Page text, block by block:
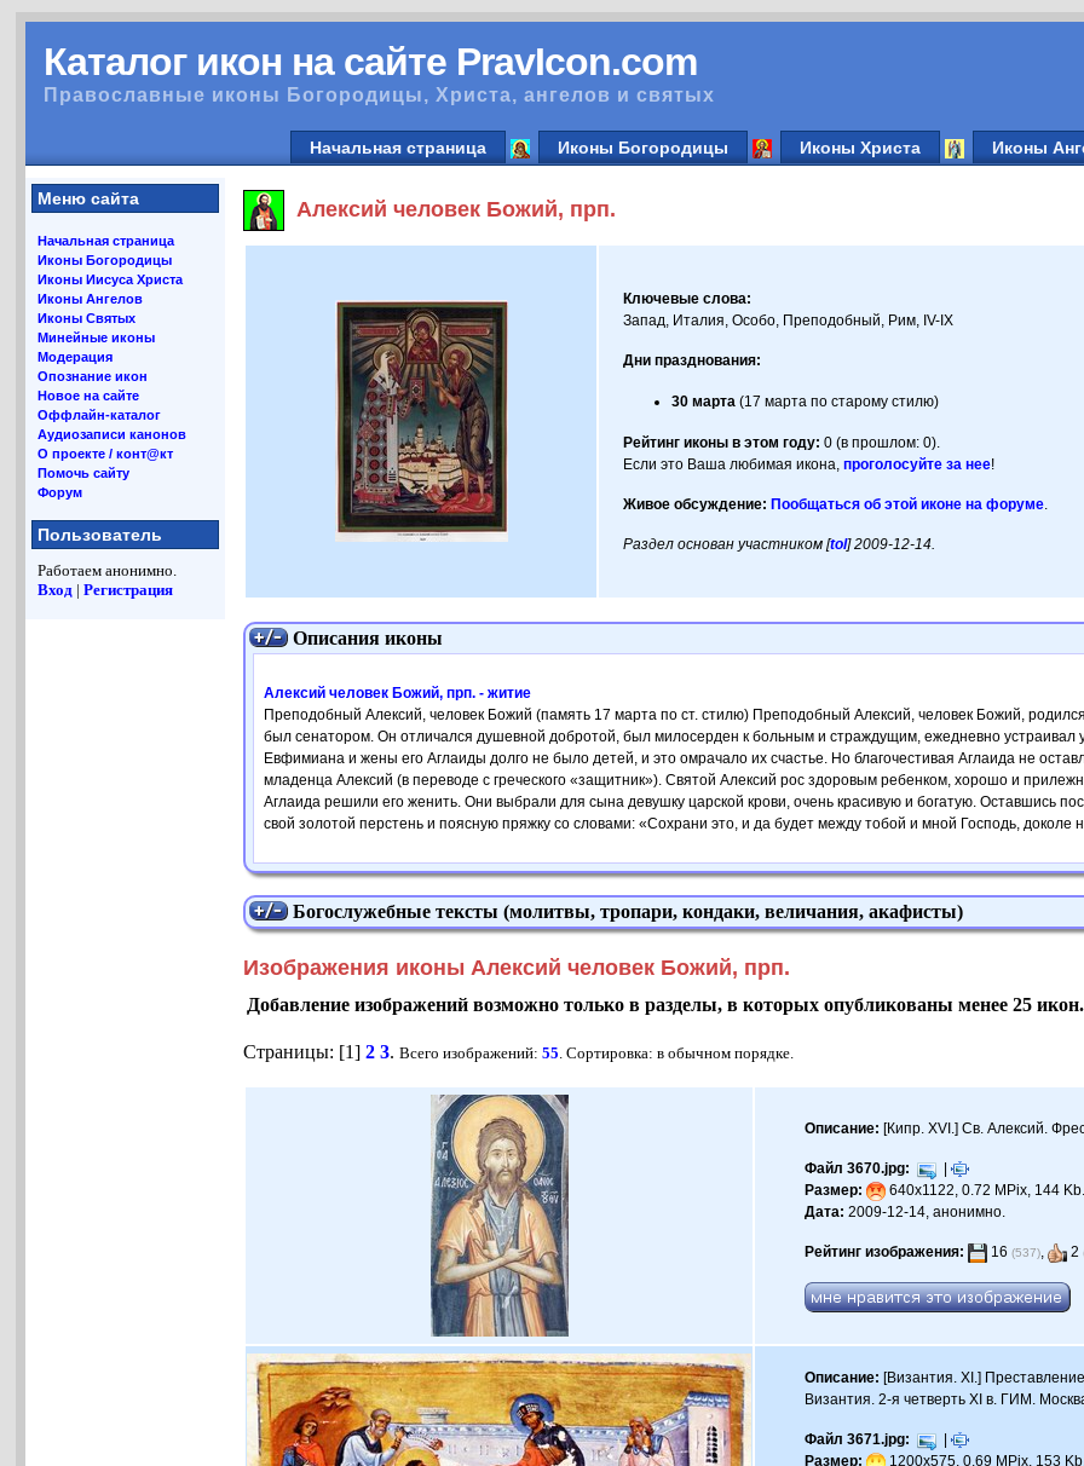
Каталог икон на сайте PravIcon.com
Православные иконы Богородицы, Христа, ангелов и святых
Начальная страница Иконы Богородицы Иконы Христа Иконы
Меню сайта
Начальная страница
Иконы Богородицы
Иконы Иисуса Христа
Иконы Ангелов
Иконы Святых
Минейные иконы
Модерация
Опознание икон
Новое на сайте
Оффлайн-каталог
Аудиозаписи канонов
О проекте / конт@кт
Помочь сайту
Форум
Пользователь
Работаем анонимно.
Вход |Регистрация
Алексий человек Божий, прп.
Ключевые слова:
Запад, Италия, Особо, Преподобный, Рим, IV-IX
Дни празднования:
30 марта (17 марта по старому стилю)
Рейтинг иконы в этом году: 0 (в прошлом: 0).
Если это Ваша любимая икона,проголосуйте за нее!
Живое обсуждение: Пообщаться об этой иконе на форуме.
Раздел основан участником [tol] 2009-12-14.
Описания иконы
Алексий человек Божий, прп. - житие
Преподобный Алексий, человек Божий (память 17 марта по ст. стилю) Преподобный Алексий, человек Божий,
был сенатором. Он отличался душевной добротой, был милосерден к больным и страждущим, ежедневно устраивал
Евфимиана и жены его Аглаиды долго не было детей, и это омрачало их счастье. Но благочестивая Аглаида не
младенца Алексий (в переводе с греческого «защитник»). Святой Алексий рос здоровым ребенком, хорошо и
Аглаида решили его женить. Они выбрали для сына девушку царской крови, очень красивую и богатую. Оставшись
свой золотой перстень и поясную пряжку со словами: «Сохрани это, и да будет между тобой и мной Господь, доколе
Богослужебные тексты (молитвы, тропари, кондаки, величания, акафисты)
Изображения иконы Алексий человек Божий, прп.
Добавление изображений возможно только в разделы, в которых опубликованы менее 25 икон.
Страницы: [1]2 3.Всего изображений:55. Сортировка: в обычном порядке.
Описание: [Кипр. XVI.] Св. Алексий.
Файл 3670.jpg:
|
Размер:
640x1122, 0.72 MPix, 144 Kb.
Дата: 2009-12-14, анонимно.
Рейтинг изображения: 16(537), 2
Описание: [Византия. XI.]
Византия. 2-я четверть XI в. ГИМ.
Файл 3671.jpg:
|
Размер:
1200x575, 0.69 MPix, 153